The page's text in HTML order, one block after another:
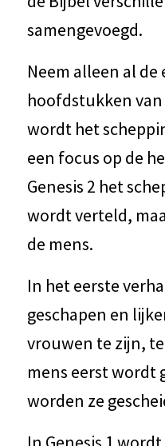
samengevoegd.
Neem alleen al de
hoofdstukken van
wordt het
een focus op de
Genesis 2 het
wordt verteld,
de mens.
In het eerste
geschapen en
vrouwen te zijn,
mens eerst wordt
worden ze